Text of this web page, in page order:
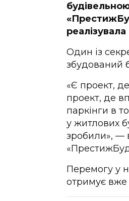
Один із
збудований
«Є проект,
проект, де
паркінги в
у житлових
зробили», —
Перемогу у
отримує вже